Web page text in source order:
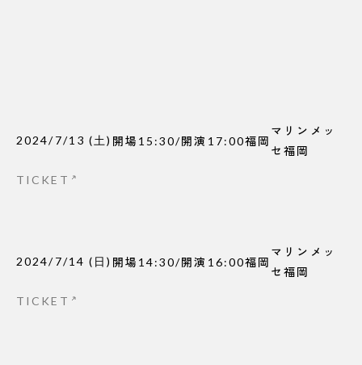
2024/7/13 (土) 開場 15:30/開演 17:00福岡
マリンメッ
セ福岡
TICKET
2024/7/14 ( 日) 開場 14:30/開演 16:00福岡
マリンメッ
セ福岡
TICKET